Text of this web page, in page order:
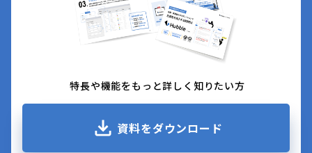
特長や機能をもっと詳しく知りたい方
資料をダウンロード